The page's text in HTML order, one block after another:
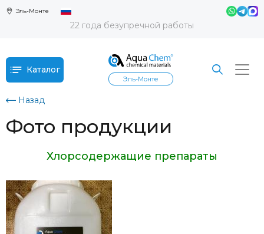
Эль-Монте
22 года безупречной работы
Каталог
Эль-Монте
Назад
Фото продукции
Хлорсодержащие препараты